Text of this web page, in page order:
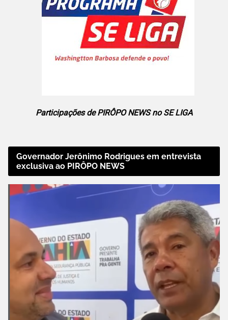
Participações de PIRÔPO NEWS no SE LIGA
Governador Jerônimo Rodrigues em entrevista
exclusiva ao PIRÔPO NEWS